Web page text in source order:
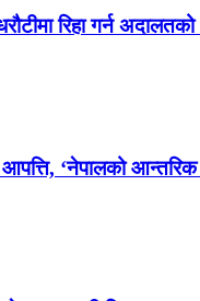
रिहा गर्न
‘नेपालको आन्तरिक